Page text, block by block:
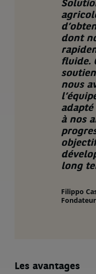
dont
fluide.
nous
à nos
long
Filippo
Les avantages